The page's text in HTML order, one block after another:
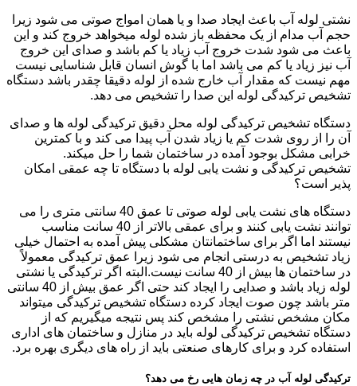
نشتی لوله آب باعث ایجاد صدا و یا همان امواج صوتی می شود زیرا
حجم آب مدام از یک محفظه باز شده لوله میخواهد خروج کند و این
باعث می شود شدت خروج آب زیاد یا کم باشد و صدای این خروج
آب نیز زیاد یا کم می باشد اما با گوش انسان قابل شناسایی نیست
مهم نیست که مقدار آب خارج شده از لوله دقیقا چقدر باشد دستگاه
تشخیص ترکیدگی لوله این صدا را تشخیص می دهد.
دستگاه تشخیص ترکیدگی لوله محل دقیق ترکیدگی لوله ها و صدای
آن را از روی شدت کم یا زیاد شدن آب پیدا می کند و با کمترین
خرابی مشکل بوجود آمده در ساختمان شما را حل میکند.
تشخیص ترکیدگی و نشت یابی لوله با دستگاه تا چه عمقی امکان
پذیر است؟
دستگاه های نشت یابی لوله صوتی تا عمق 40 سانتی متری را می
توانند نشت یابی کنند و برای عمقی بالاتر از 40 سانت مناسب
نیستند اما اگر برای ساختمانتان مشکلی پیش آمده به احتمال خیلی
زیاد تشخیص به درستی انجام می شود زیرا عمق ترکیدگی معمولاً
در ساختمان ها بیش از 40 سانت نیست.البته اگر ترکیدگی یا نشتی
لوله زیاد باشد و صدایی را ایجاد کند حتی اگر عمق بیش از 40 سانتی
متر باشد چون صوت ایجاد کرده دستگاه تشخیص ترکیدگی میتواند
مکان مشخص نشتی را مشخص کند پس نتیجه میگیریم که از
دستگاه تشخیص ترکیدگی لوله باید در منازل و ساختمان های اداری
استفاده کرد و برای کارهای صنعتی باید از راه های دیگری بهره برد.
ترکیدگی لوله آب در چه زمان هایی رخ می دهد؟